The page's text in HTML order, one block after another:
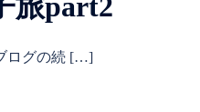
ログの続 […]